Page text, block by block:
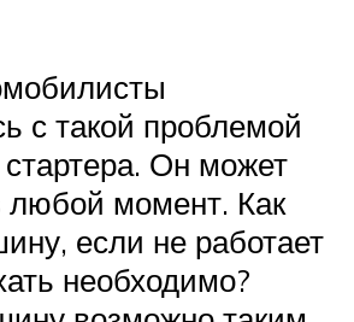
с такой проблемой
Он может
любой момент. Как
если не работает
необходимо?